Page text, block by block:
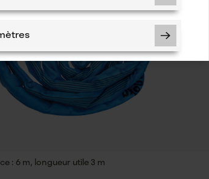
: 6 m, longueur utile 3 m
nécessaires
Vérifier linstallation de cookies